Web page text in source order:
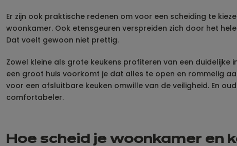
Er zijn ook praktische redenen om voor een scheiding te
woonkamer. Ook etensgeuren verspreiden zich door het
Dat voelt gewoon niet prettig.
Zowel kleine als grote keukens profiteren van een duidelijke
een groot huis voorkomt je dat alles te open en rommelig
voor een afsluitbare keuken omwille van de veiligheid. En
comfortabeler.
Hoe scheid je woonkamer en